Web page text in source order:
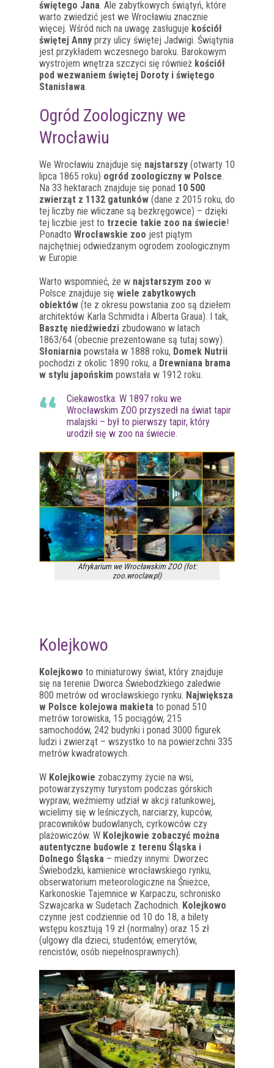
świętego Jana. Ale zabytkowych świątyń, które
warto zwiedzić jest we Wrocławiu znacznie
więcej. Wśród nich na uwagę zasługuje kościół
świętej Anny przy ulicy świętej Jadwigi. Świątynia
jest przykładem wczesnego baroku. Barokowym
wystrojem wnętrza szczyci się również kościół
pod wezwaniem świętej Doroty i świętego
Stanisława.
Ogród Zoologiczny we
Wrocławiu
We Wrocławiu znajduje się najstarszy (otwarty 10
lipca 1865 roku) ogród zoologiczny w Polsce.
Na 33 hektarach znajduje się ponad 10 500
zwierząt z 1132 gatunków (dane z 2015 roku, do
tej liczby nie wliczane są bezkręgowce) – dzięki
tej liczbie jest to trzecie takie zoo na świecie!
Ponadto Wrocławskie zoo jest piątym
najchętniej odwiedzanym ogrodem zoologicznym
w Europie.
Warto wspomnieć, że w najstarszym zoo w
Polsce znajduje się wiele zabytkowych
obiektów (te z okresu powstania zoo są dziełem
architektów Karla Schmidta i Alberta Graua). I tak,
Basztę niedźwiedzi zbudowano w latach
1863/64 (obecnie prezentowane są tutaj sowy).
Słoniarnia powstała w 1888 roku, Domek Nutrii
pochodzi z okolic 1890 roku, a Drewniana brama
w stylu japońskim powstała w 1912 roku.
Ciekawostka: W 1897 roku we
Wrocławskim ZOO przyszedł na świat tapir
malajski – był to pierwszy tapir, który
urodził się w zoo na świecie.
Afrykarium we Wrocławskim ZOO (fot:
zoo.wroclaw.pl)
Kolejkowo
Kolejkowo to miniaturowy świat, który znajduje
się na terenie Dworca Świebodzkiego zaledwie
800 metrów od wrocławskiego rynku. Największa
w Polsce kolejowa makieta to ponad 510
metrów torowiska, 15 pociągów, 215
samochodów, 242 budynki i ponad 3000 figurek
ludzi i zwierząt – wszystko to na powierzchni 335
metrów kwadratowych.
W Kolejkowie zobaczymy życie na wsi,
potowarzyszymy turystom podczas górskich
wypraw, weźmiemy udział w akcji ratunkowej,
wcielimy się w leśniczych, narciarzy, kupców,
pracowników budowlanych, cyrkowców czy
plażowiczów. W Kolejkowie zobaczyć można
autentyczne budowle z terenu Śląska i
Dolnego Śląska – miedzy innymi: Dworzec
Świebodzki, kamienice wrocławskiego rynku,
obserwatorium meteorologiczne na Śnieżce,
Karkonoskie Tajemnice w Karpaczu, schronisko
Szwajcarka w Sudetach Zachodnich. Kolejkowo
czynne jest codziennie od 10 do 18, a bilety
wstępu kosztują 19 zł (normalny) oraz 15 zł
(ulgowy dla dzieci, studentów, emerytów,
rencistów, osób niepełnosprawnych).